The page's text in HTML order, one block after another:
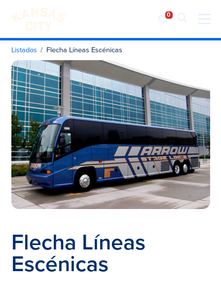
Visita KC
Ir al contenido
Listados Flecha Líneas Escénicas
Flecha Líneas
Escénicas